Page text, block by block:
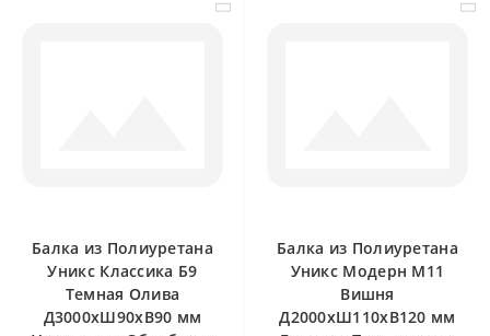
Балка из Полиуретана
Уникс Классика Б9
Темная Олива
Д3000хШ90хВ90 мм
Балка из Полиуретана
Уникс Модерн М11
Вишня
Д2000хШ110хВ120 мм